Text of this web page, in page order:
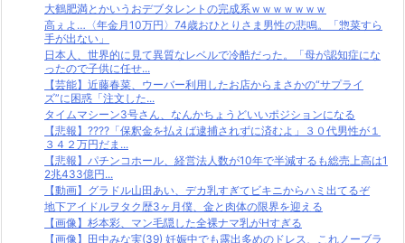
大鶴肥満とかいうおデブタレントの完成系ｗｗｗｗｗｗｗ
高ぇよ…〈年金月10万円〉74歳おひとりさま男性の悲鳴。「惣菜すら
手が出ない」
日本人、世界的に見て異質なレベルで冷酷だった。「母が認知症にな
ったので子供に任せ...
【芸能】近藤春菜、ウーバー利用したお店からまさかの“サプライ
ズ”に困惑「注文した...
タイムマシーン3号さん、なんかちょうどいいポジションになる
【悲報】????「保釈金を払えば逮捕されずに済むよ」３０代男性が１
３４２万円だま...
【悲報】パチンコホール、経営法人数が10年で半減するも総売上高は1
2兆433億円...
【動画】グラドル山田あい、デカ乳すぎてビキニからハミ出てるぞ
地下アイドルヲタク歴3ヶ月僕、金と肉体の限界を迎える
【画像】杉本彩、マン毛隠した全裸ナマ乳がHすぎる
【画像】田中みな実(39) 妊娠中でも露出多めのドレス、これノーブラ